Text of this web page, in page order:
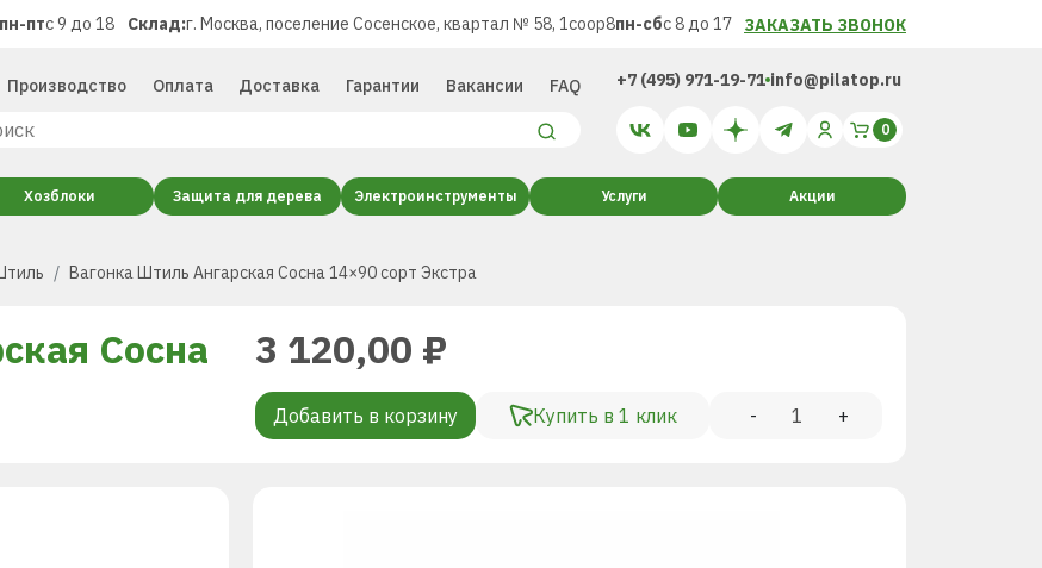
пн-птс 9 до 18 Склад:г. Москва, поселение Сосенское, квартал № 58, 1соор8пн-сбс 8 до 17 ЗАКАЗАТЬ ЗВОНОК
Производство Оплата Доставка Гарантии Вакансии FAQ +7 (495) 971-19-71 info@pilatop.ru
Хозблоки Защита для дерева Электроинструменты Услуги Акции
Вагонка Штиль Ангарская Сосна 14×90 сорт Экстра
Сосна 3 120,00 ₽
Добавить в корзину Купить в 1 клик - +